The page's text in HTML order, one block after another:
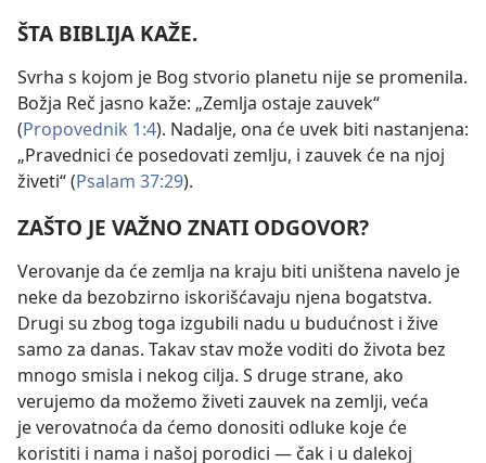
ŠTA BIBLIJA KAŽE.
Svrha s kojom je Bog stvorio planetu nije se promenila.
Božja Reč jasno kaže: „Zemlja ostaje zauvek“
(Propovednik 1:4). Nadalje, ona će uvek biti nastanjena:
„Pravednici će posedovati zemlju, i zauvek će na njoj
živeti“ (Psalam 37:29).
ZAŠTO JE VAŽNO ZNATI ODGOVOR?
Verovanje da će zemlja na kraju biti uništena navelo je
neke da bezobzirno iskorišćavaju njena bogatstva.
Drugi su zbog toga izgubili nadu u budućnost i žive
samo za danas. Takav stav može voditi do života bez
mnogo smisla i nekog cilja. S druge strane, ako
verujemo da možemo živeti zauvek na zemlji, veća
je verovatnoća da ćemo donositi odluke koje će
koristiti i nama i našoj porodici — čak i u dalekoj